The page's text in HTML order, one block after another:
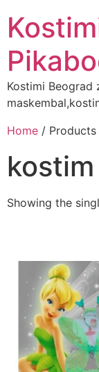
садржај
Kostimi Beograd
Home / Products
Showing the